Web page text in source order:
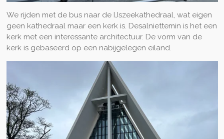
We rijden met de bus naar de IJszeekathedraal, wat eigen
geen kathedraal maar een kerk is. Desalniettemin is het een
kerk met een interessante architectuur. De vorm van de
kerk is gebaseerd op een nabijgelegen eiland.